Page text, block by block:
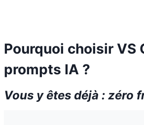
Pourquoi choisir VS
prompts IA ?
Vous y êtes déjà :